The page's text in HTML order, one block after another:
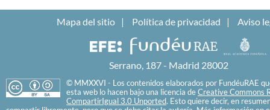
Mapa del sitio Política de privacidad Aviso
Serrano, 187 - Madrid 28002
© MMXXVI - Los contenidos elaborados por FundéuRAE
esta web lo hacen bajo una licencia de Creative Commons
CompartirIgual 3.0 Unported. Esto quiere decir, en